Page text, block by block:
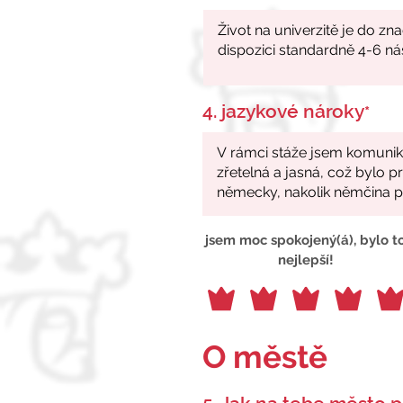
4. jazykové nároky*
jsem moc spokojený(á), bylo
nejlepší!
O městě